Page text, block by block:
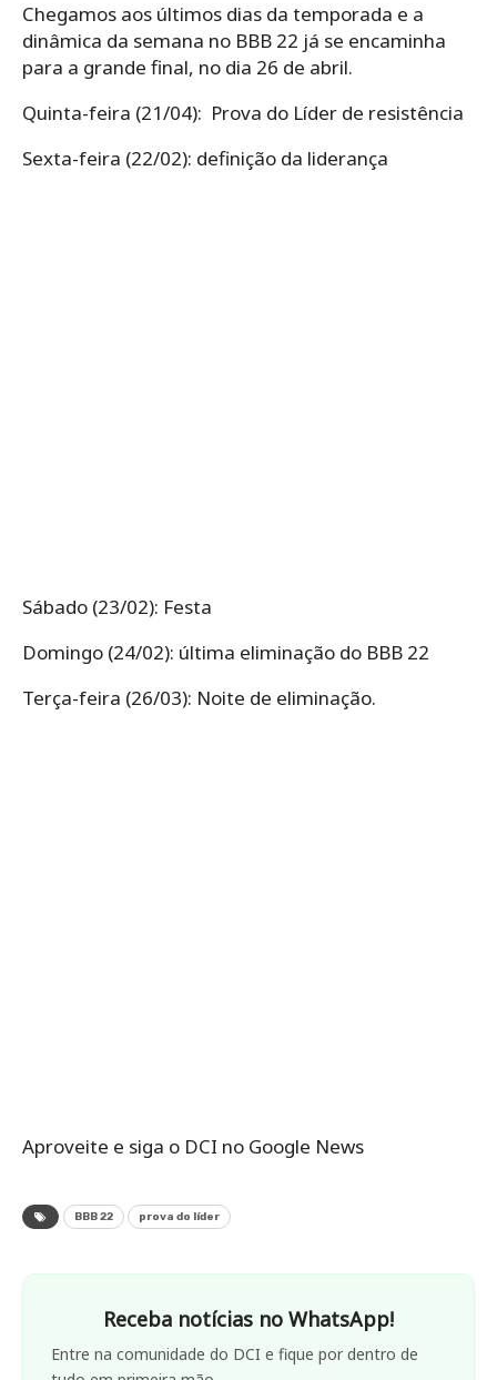
Chegamos aos últimos dias da temporada e a
dinâmica da semana no BBB 22 já se encaminha
para a grande final, no dia 26 de abril.
Quinta-feira (21/04): Prova do Líder de resistência
Sexta-feira (22/02): definição da liderança
Sábado (23/02): Festa
Domingo (24/02): última eliminação do BBB 22
Terça-feira (26/03): Noite de eliminação.
Aproveite e siga o DCI no Google News
BBB 22 prova do líder
Receba notícias no WhatsApp!
Entre na comunidade do DCI e fique por dentro de